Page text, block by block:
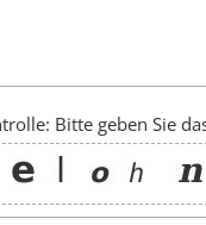
Bitte geben Sie